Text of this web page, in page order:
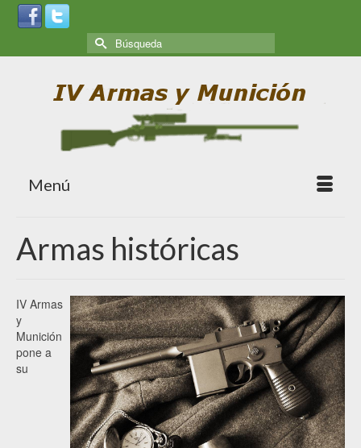
Menú
Armas históricas
IV Armas
y
Munición
pone a
su